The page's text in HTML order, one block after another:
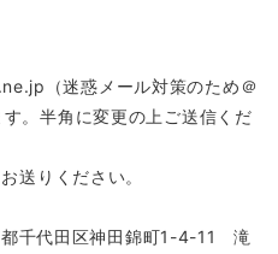
（迷惑メール対策のため＠
。半角に変更の上ご送信くだ
送りください。
千代田区神田錦町1-4-11 滝